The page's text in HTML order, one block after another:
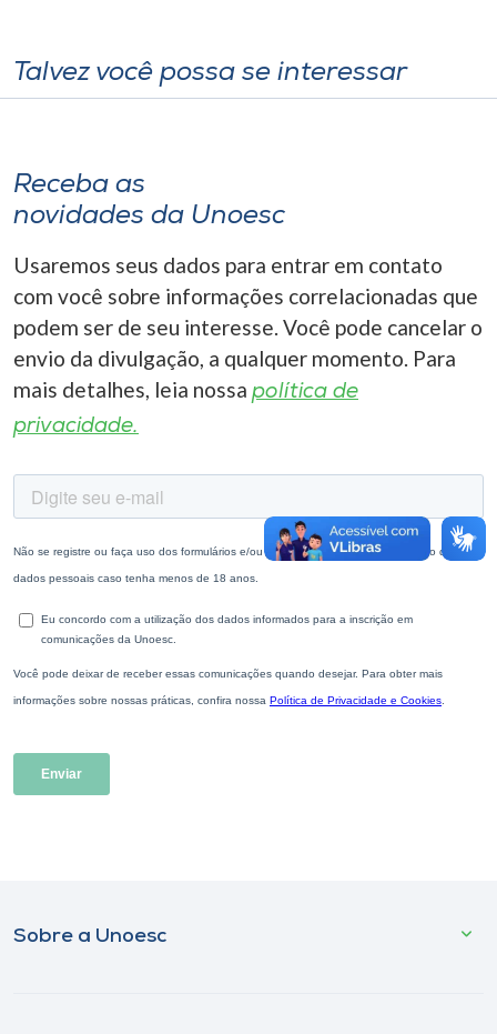
Talvez você possa se interessar
Receba as
novidades da Unoesc
Usaremos seus dados para entrar em contato
com você sobre informações correlacionadas que
podem ser de seu interesse. Você pode cancelar o
envio da divulgação, a qualquer momento. Para
mais detalhes, leia nossa política de
privacidade.
Sobre a Unoesc